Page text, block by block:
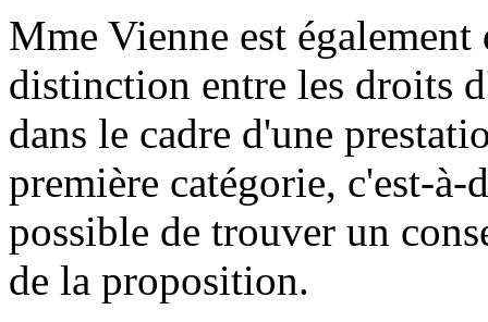
Mme Vienne est
distinction entre les droits
dans le cadre d'une
première catégorie, c'est-
possible de trouver un
de la proposition.